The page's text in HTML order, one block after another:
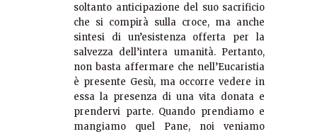
soltanto anticipazione del suo sacrificio
che si compirà sulla croce, ma anche
sintesi di un’esistenza offerta per la
salvezza dell’intera umanità. Pertanto,
non basta affermare che nell’Eucaristia
è presente Gesù, ma occorre vedere in
essa la presenza di una vita donata e
prendervi parte. Quando prendiamo e
mangiamo quel Pane, noi veniamo